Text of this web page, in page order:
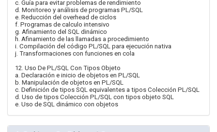
c. Guía para evitar problemas de rendimiento
d. Monitoreo y análisis de programas PL/SQL
e. Reducción del overhead de ciclos
f. Programas de calculo intensivo
g. Afinamiento del SQL dinámico
h. Afinamiento de las llamadas a procedimiento
i. Compilación del código PL/SQL para ejecución nativa
j. Transformaciones con funciones en cola
12. Uso De PL/SQL Con Tipos Objeto
a. Declaración e inicio de objetos en PL/SQL
b. Manipulación de objetos en PL/SQL
c. Definición de tipos SQL equivalentes a tipos Colección PL/SQL
d. Uso de tipos Colección PL/SQL con tipos objeto SQL
e. Uso de SQL dinámico con objetos